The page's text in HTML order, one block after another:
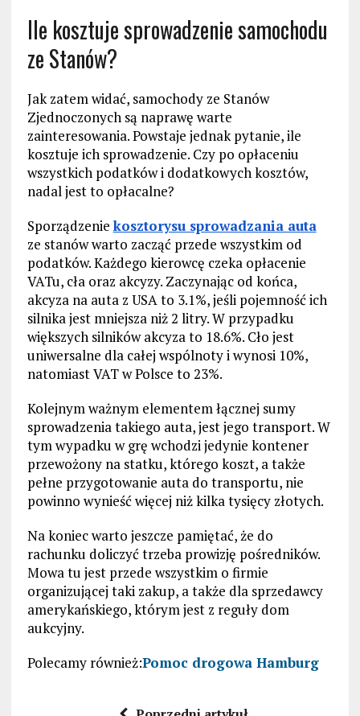
Ile kosztuje sprowadzenie samochodu
ze Stanów?
Jak zatem widać, samochody ze Stanów
Zjednoczonych są naprawę warte
zainteresowania. Powstaje jednak pytanie, ile
kosztuje ich sprowadzenie. Czy po opłaceniu
wszystkich podatków i dodatkowych kosztów,
nadal jest to opłacalne?
Sporządzeniekosztorysu sprowadzania auta
ze stanów warto zacząć przede wszystkim od
podatków. Każdego kierowcę czeka opłacenie
VATu, cła oraz akcyzy. Zaczynając od końca,
akcyza na auta z USA to 3.1%, jeśli pojemność ich
silnika jest mniejsza niż 2 litry. W przypadku
większych silników akcyza to 18.6%. Cło jest
uniwersalne dla całej wspólnoty i wynosi 10%,
natomiast VAT w Polsce to 23%.
Kolejnym ważnym elementem łącznej sumy
sprowadzenia takiego auta, jest jego transport. W
tym wypadku w grę wchodzi jedynie kontener
przewożony na statku, którego koszt, a także
pełne przygotowanie auta do transportu, nie
powinno wynieść więcej niż kilka tysięcy złotych.
Na koniec warto jeszcze pamiętać, że do
rachunku doliczyć trzeba prowizję pośredników.
Mowa tu jest przede wszystkim o firmie
organizującej taki zakup, a także dla sprzedawcy
amerykańskiego, którym jest z reguły dom
aukcyjny.
Polecamy również:Pomoc drogowa Hamburg